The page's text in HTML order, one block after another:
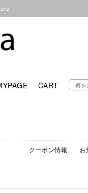
CART
クーポン情報
お